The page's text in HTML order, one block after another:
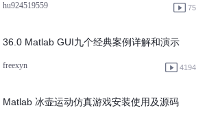
hu924519559 75
36.0 Matlab GUI九个经典案例详解和演示
freexyn 4194
Matlab 冰壶运动仿真游戏安装使用及源码